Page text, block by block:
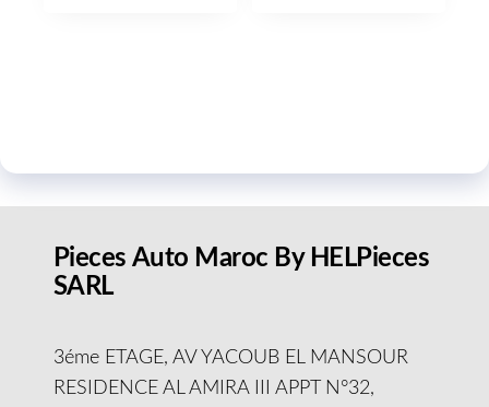
Pieces Auto Maroc By HELPieces
SARL
3éme ETAGE, AV YACOUB EL MANSOUR
RESIDENCE AL AMIRA III APPT N°32,